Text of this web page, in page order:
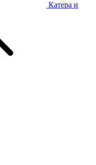
Катера и